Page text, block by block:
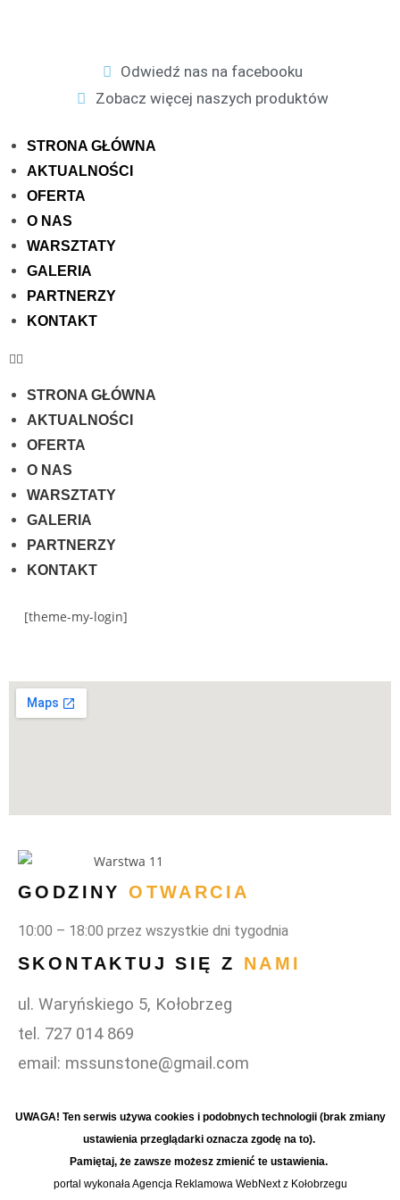
Odwiedź nas na facebooku
Zobacz więcej naszych produktów
STRONA GŁÓWNA
AKTUALNOŚCI
OFERTA
O NAS
WARSZTATY
GALERIA
PARTNERZY
KONTAKT
STRONA GŁÓWNA
AKTUALNOŚCI
OFERTA
O NAS
WARSZTATY
GALERIA
PARTNERZY
KONTAKT
[theme-my-login]
GODZINYOTWARCIA
10:00 – 18:00 przez wszystkie dni tygodnia
SKONTAKTUJ SIĘ Z NAMI
ul. Waryńskiego 5, Kołobrzeg
tel. 727 014 869
email: mssunstone@gmail.com
UWAGA! Ten serwis używa cookies i podobnych technologii (brak zmiany
ustawienia przeglądarki oznacza zgodę na to).
Pamiętaj, że zawsze możesz zmienić te ustawienia.
portal wykonała Agencja Reklamowa WebNext z Kołobrzegu